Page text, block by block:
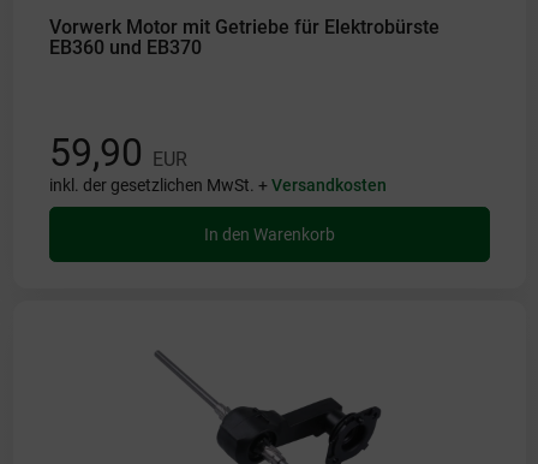
Vorwerk Motor mit Getriebe für Elektrobürste
EB360 und EB370
59,90 EUR
inkl. der gesetzlichen MwSt. +Versandkosten
In den Warenkorb